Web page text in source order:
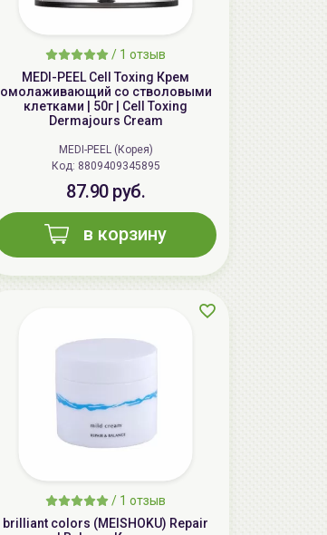
/ 1 отзыв
MEDI-PEEL Cell Toxing Крем
омолаживающий со стволовыми
клетками | 50г | Cell Toxing
Dermajours Cream
MEDI-PEEL (Корея)
Код: 8809409345895
87.90 руб.
в корзину
/ 1 отзыв
brilliant colors (MEISHOKU) Repair